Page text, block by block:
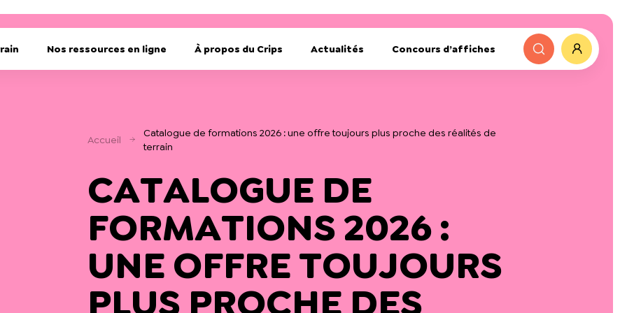
Nos ressources en ligne À propos du Crips Actualités Concours d’affiches
Accueil
Catalogue de formations 2026 : une offre toujours plus proche des réalités de
terrain
CATALOGUE DE
FORMATIONS 2026 :
UNE OFFRE TOUJOURS
PLUS PROCHE DES